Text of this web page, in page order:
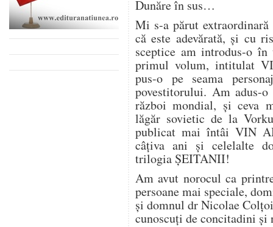
Dunăre în sus…
Mi s-a părut extraordinară
că este adevărată, și cu
sceptice am introdus-o
primul volum, intitulat
pus-o pe seama
povestitorului. Am adus-
război mondial, și ceva
lăgăr sovietic de la
publicat mai întâi VIN
câțiva ani și celelalte
trilogia ȘEITANII!
Am avut norocul ca
persoane mai speciale,
și domnul dr Nicolae
cunoscuți de concitadini și